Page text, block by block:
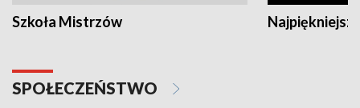
Szkoła Mistrzów
SPOŁECZEŃSTWO